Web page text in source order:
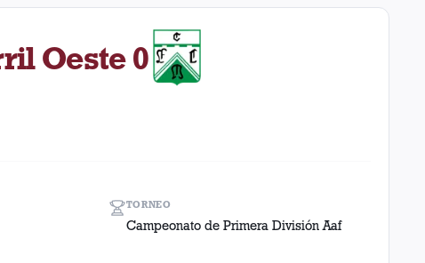
de 1924 en condición de local. El resultado fue 3 a 0 en el
Oeste 0
TORNEO
Campeonato de Primera División Aaf